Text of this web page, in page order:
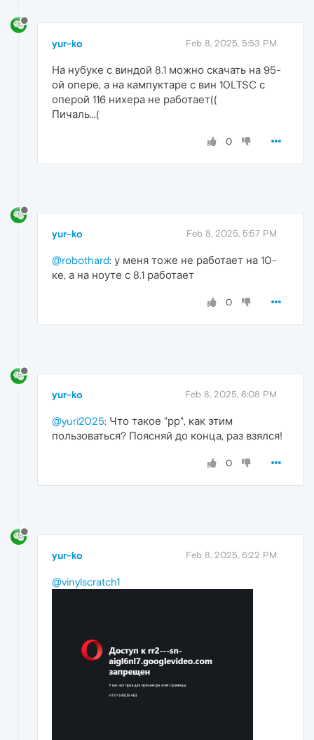
yur-ko Feb 8, 2025, 5:53 PM
На нубуке с виндой 8.1 можно скачать на 95-
ой опере, а на кампуктаре с вин 10LTSC с
оперой 116 нихера не работает((
Пичаль...(
0
yur-ko Feb 8, 2025, 5:57 PM
@robothard: у меня тоже не работает на 10-
ке, а на ноуте с 8.1 работает
0
yur-ko Feb 8, 2025, 6:08 PM
@yuri2025: Что такое "рр", как этим
пользоваться? Поясняй до конца, раз взялся!
0
yur-ko Feb 8, 2025, 6:22 PM
@vinylscratch1